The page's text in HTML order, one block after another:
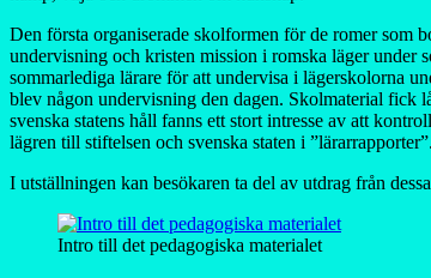
Den första organiserade skolformen för de romer som
undervisning och kristen mission i romska läger under
sommarlediga lärare för att undervisa i lägerskolorna
blev någon undervisning den dagen. Skolmaterial fick
svenska statens håll fanns ett stort intresse av att
lägren till stiftelsen och svenska staten i ”lärarrapporter”.
I utställningen kan besökaren ta del av utdrag från
Intro till det pedagogiska materialet